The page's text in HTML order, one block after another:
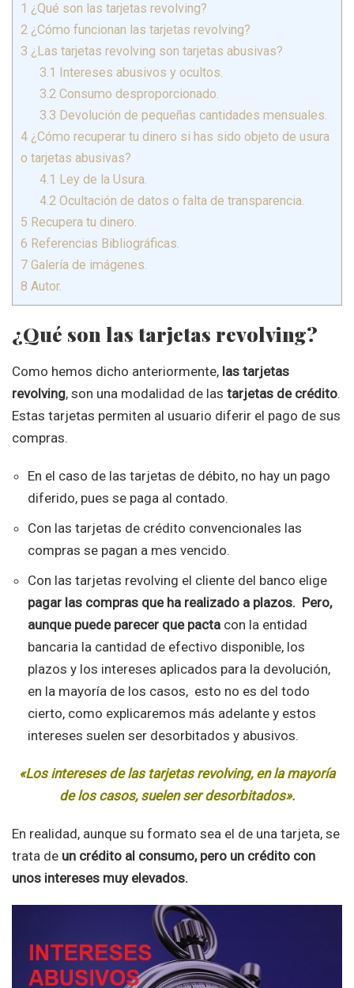
1 ¿Qué son las tarjetas revolving?
2 ¿Cómo funcionan las tarjetas revolving?
3 ¿Las tarjetas revolving son tarjetas abusivas?
3.1
Intereses abusivos y ocultos.
3.2 Consumo desproporcionado.
3.3 Devolución de pequeñas cantidades mensuales.
4 ¿Cómo recuperar tu dinero si has sido objeto de usura
o tarjetas abusivas?
4.1 Ley de la Usura.
4.2 Ocultación de datos o falta de transparencia.
5 Recupera tu dinero.
6 Referencias Bibliográficas.
7 Galería de imágenes.
8 Autor.
¿Qué son las tarjetas revolving?
Como hemos dicho anteriormente, las tarjetas
revolving, son una modalidad de las tarjetas de crédito.
Estas tarjetas permiten al usuario diferir el pago de sus
compras.
En el caso de las tarjetas de débito, no hay un pago
diferido, pues se paga al contado.
Con las tarjetas de crédito convencionales las
compras se pagan a mes vencido.
Con las tarjetas revolving el cliente del banco elige
pagar las compras que ha realizado a plazos. Pero,
aunque puede parecer que pacta con la entidad
bancaria la cantidad de efectivo disponible, los
plazos y los intereses aplicados para la devolución,
en la mayoría de los casos, esto no es del todo
cierto, como explicaremos más adelante y estos
intereses suelen ser desorbitados y abusivos.
«Los intereses de las tarjetas revolving, en la mayoría
de los casos, suelen ser desorbitados».
En realidad, aunque su formato sea el de una tarjeta, se
trata de un crédito al consumo, pero un crédito con
unos intereses muy elevados.